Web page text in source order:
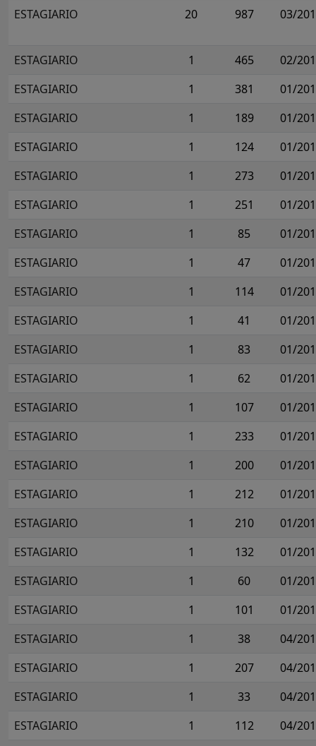
ESTAGIARIO 20 987 03/
ESTAGIARIO 1 465
02/
ESTAGIARIO
1 381
01/
ESTAGIARIO
1 189
01/
ESTAGIARIO
1 124
01/
ESTAGIARIO
1 273
01/
ESTAGIARIO
1 251
01/
ESTAGIARIO
1 85
01/
ESTAGIARIO
1 47
01/
ESTAGIARIO
1 114
01/
ESTAGIARIO
1 41
01/
ESTAGIARIO
1 83
01/
ESTAGIARIO
1 62
01/
ESTAGIARIO
1 107
01/
ESTAGIARIO
1 233
01/
ESTAGIARIO
1 200
01/
ESTAGIARIO
1 212
01/
ESTAGIARIO
1 210
01/
ESTAGIARIO
1 132
01/
ESTAGIARIO
1 60
01/
ESTAGIARIO
1 101
01/
ESTAGIARIO
1 38
04/
ESTAGIARIO
1 207
04/
ESTAGIARIO
1 33
04/
ESTAGIARIO
1 112 04/